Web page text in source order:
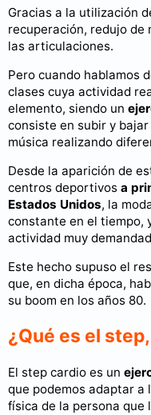
Gracias a la utilización
recuperación, redujo de
las articulaciones.
Pero cuando hablamos
clases cuya actividad
elemento, siendo un
consiste en subir y
música realizando
Desde la aparición de
centros deportivos a
Estados Unidos, la
constante en el tiempo,
actividad muy
Este hecho supuso el
que, en dicha época,
su boom en los años 80.
¿Qué es el
El step cardio es un
que podemos adaptar a
física de la persona que